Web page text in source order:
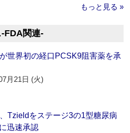
もっと見る »
関連‐
世界初の経口PCSK9阻害薬を承
月21日 (火)
Tzieldをステージ3の1型糖尿病
迅速承認